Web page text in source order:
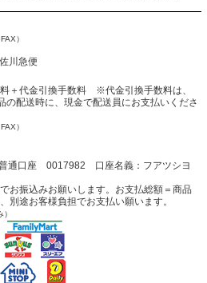
）
川急便
＋代金引換手数料 ※代金引換手数料は、
の配送時に、現金で配送員にお支払いくださ
）
口座 0017982 口座名義：フアツシヨ
お振込みお願いします。お支払総額＝商品
途お客様負担でお支払い願います。